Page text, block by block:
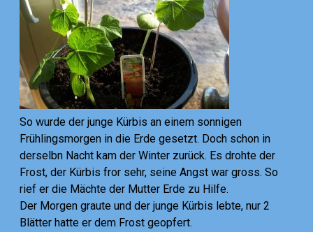
So wurde der junge Kürbis an einem sonnigen
Frühlingsmorgen in die Erde gesetzt. Doch schon in
derselbn Nacht kam der Winter zurück. Es drohte der
Frost, der Kürbis fror sehr, seine Angst war gross. So
rief er die Mächte der Mutter Erde zu Hilfe.
Der Morgen graute und der junge Kürbis lebte, nur 2
Blätter hatte er dem Frost geopfert.